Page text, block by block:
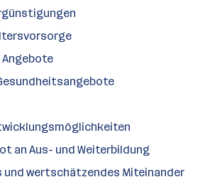
an Aus- und Weiterbildung
und wertschätzendes Miteinander